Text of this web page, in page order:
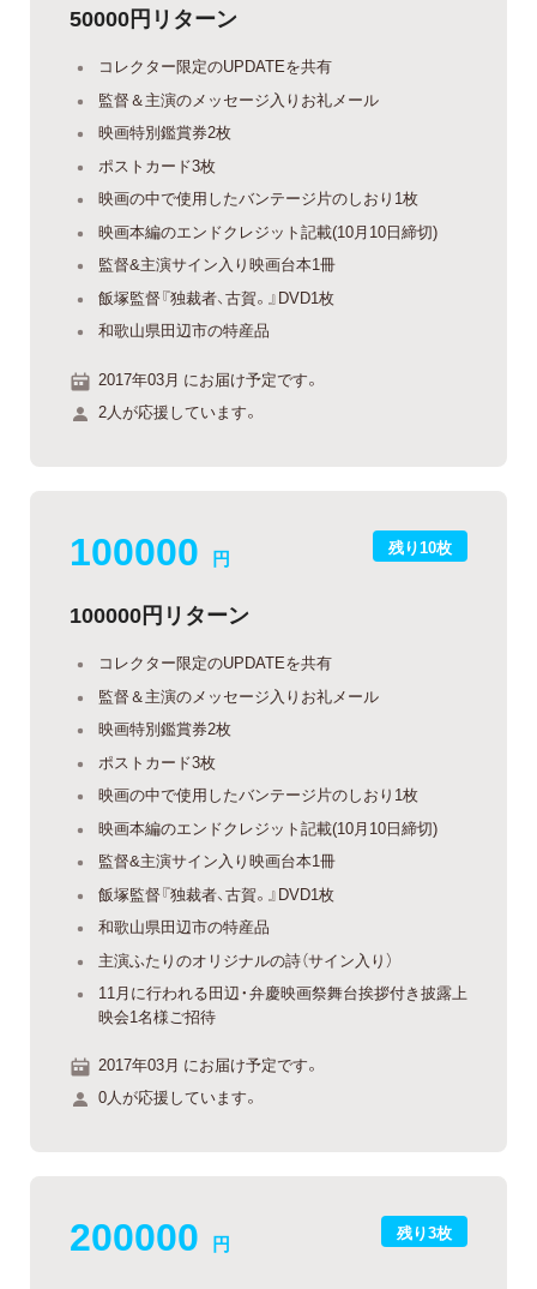
50000円リターン
コレクター限定のUPDATEを共有
監督＆主演のメッセージ入りお礼メール
映画特別鑑賞券2枚
ポストカード3枚
映画の中で使用したバンテージ片のしおり1枚
映画本編のエンドクレジット記載(10月10日締切)
監督&主演サイン入り映画台本1冊
飯塚監督『独裁者、古賀。』DVD1枚
和歌山県田辺市の特産品
2017年03月 にお届け予定です。
2人が応援しています。
残り10枚
100000 円
100000円リターン
コレクター限定のUPDATEを共有
監督＆主演のメッセージ入りお礼メール
映画特別鑑賞券2枚
ポストカード3枚
映画の中で使用したバンテージ片のしおり1枚
映画本編のエンドクレジット記載(10月10日締切)
監督&主演サイン入り映画台本1冊
飯塚監督『独裁者、古賀。』DVD1枚
和歌山県田辺市の特産品
主演ふたりのオリジナルの詩（サイン入り）
11月に行われる田辺・弁慶映画祭舞台挨拶付き披露上
映会1名様ご招待
2017年03月 にお届け予定です。
0人が応援しています。
残り3枚
200000 円